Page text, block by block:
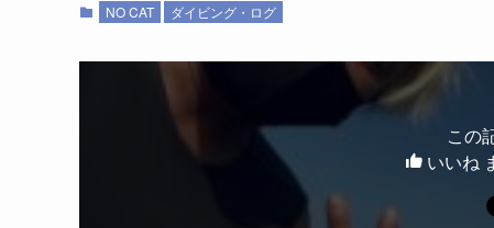
NO CAT ダイビング・ログ
この
いいね